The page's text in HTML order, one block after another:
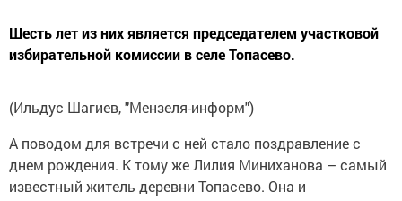
Шесть лет из них является председателем участковой
избирательной комиссии в селе Топасево.
(Ильдус Шагиев, "Мензеля-информ")
А поводом для встречи с ней стало поздравление с
днем рождения. К тому же Лилия Миниханова – самый
известный житель деревни Топасево. Она и